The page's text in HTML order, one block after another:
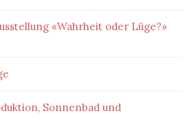
«Wahrheit oder Lüge?»
Sonnenbad und